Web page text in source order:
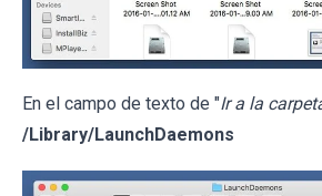
En el campo de texto de "Ir a la
/Library/LaunchDaemons